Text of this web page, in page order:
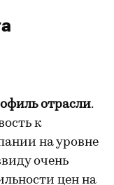
отрасли.
к
на уровне
очень
цен на